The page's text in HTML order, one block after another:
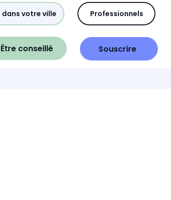
dans votre ville Professionnels
Être conseillé Souscrire